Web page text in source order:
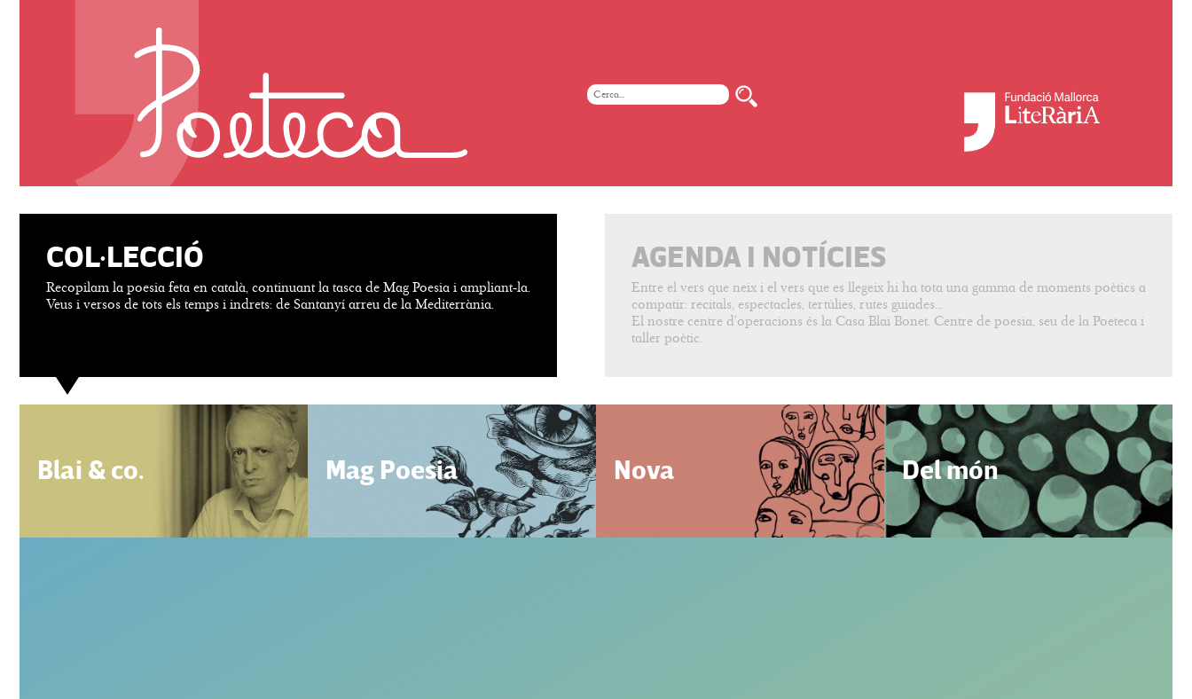
COL·LECCIÓ
Recopilam la poesia feta en català, continuant la tasca de Mag Poesia i ampliant-la.
Veus i versos de tots els temps i indrets: de Santanyí arreu de la Mediterrània.
AGENDA I NOTÍCIES
Entre el vers que neix i el vers que es llegeix hi ha tota una gamma de moments poètics a
compatir: recitals, espectacles, tertúlies, rutes guiades...
El nostre centre d’operacions és la Casa Blai Bonet. Centre de poesia, seu de la Poeteca i
taller poètic.
Blai & co. Mag Poesia Nova Del món